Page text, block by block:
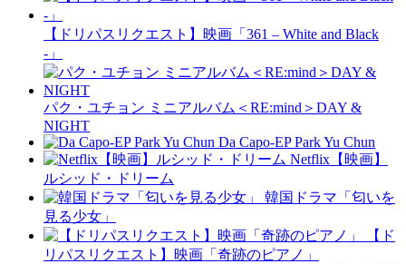
【ドリパスリクエスト】映画「361 – White and Black
-」
パク・ユチョン ミニアルバム＜RE:mind＞DAY &
NIGHT
Da Capo-EP Park Yu Chun
Netflix【映画】
ルシッド・ドリーム
韓国ドラマ「匂いを
見る少女」
【ド
リパスリクエスト】映画「奇跡のピアノ」